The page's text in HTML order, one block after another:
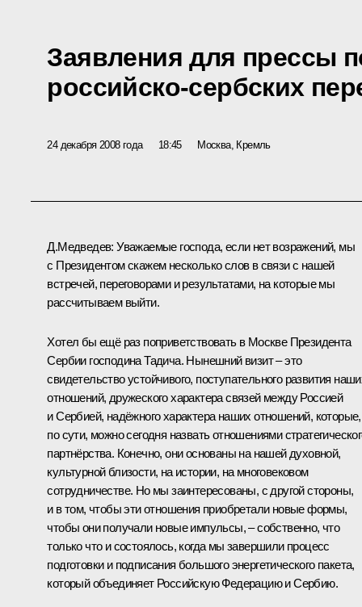
Заявления для прессы
российско-сербских
24 декабря 2008 года 18:45 Москва, Кремль
Д.Медведев: Уважаемые господа, если нет возражений, мы
с Президентом скажем несколько слов в связи с нашей
встречей, переговорами и результатами, на которые мы
рассчитываем выйти.
Хотел бы ещё раз поприветствовать в Москве Президента
Сербии господина Тадича. Нынешний визит – это
свидетельство устойчивого, поступательного развития
отношений, дружеского характера связей между Россией
и Сербией, надёжного характера наших отношений, которые,
по сути, можно сегодня назвать отношениями
партнёрства. Конечно, они основаны на нашей духовной,
культурной близости, на истории, на многовековом
сотрудничестве. Но мы заинтересованы, с другой стороны,
и в том, чтобы эти отношения приобретали новые формы,
чтобы они получали новые импульсы, – собственно, что
только что и состоялось, когда мы завершили процесс
подготовки и подписания большого энергетического пакета,
который объединяет Российскую Федерацию и Сербию.